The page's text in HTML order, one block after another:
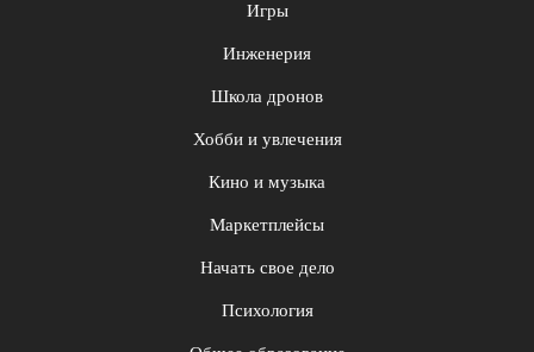
Игры
Инженерия
Школа дронов
Хобби и увлечения
Кино и музыка
Маркетплейсы
Начать свое дело
Психология